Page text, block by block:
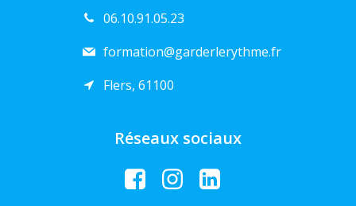
06.10.91.05.23
formation@garderlerythme.fr
Flers, 61100
Réseaux sociaux